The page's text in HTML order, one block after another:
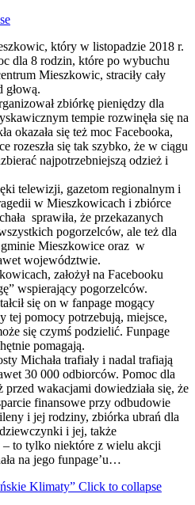
który w listopadzie 2018 r.
dla 8 rodzin, które po wybuchu
Mieszkowic, straciły cały
głową.
zbiórkę pieniędzy dla
tempie rozwinęła się na
okazała się też moc Facebooka,
rozeszła się tak szybko, że w ciągu
najpotrzebniejszą odzież i
telewizji, gazetom regionalnym i
w Mieszkowicach i zbiórce
sprawiła, że przekazanych
pogorzelców, ale też dla
Mieszkowice oraz w
województwie.
założył na Facebooku
wspierający pogorzelców.
się on w fanpage mogący
tej pomocy potrzebują, miejsce,
się czymś podzielić. Funpage
pomagają.
Michała trafiały i nadal trafiają
30 000 odbiorców. Pomoc dla
wakacjami dowiedziała się, że
finansowe przy odbudowie
i jej rodziny, zbiórka ubrań dla
i jej, także
– to tylko niektóre z wielu akcji
na jego funpage’u…
Klimaty” Click to collapse